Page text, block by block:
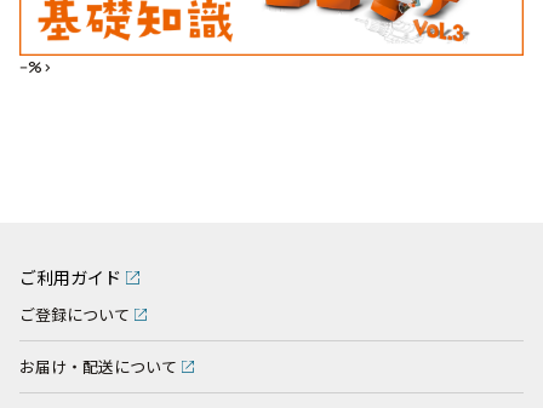
--%>
ご利用ガイド
ご登録について
お届け・配送について